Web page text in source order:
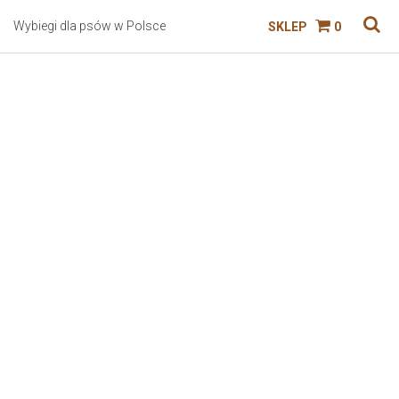
Wybiegi dla psów w Polsce SKLEP 0